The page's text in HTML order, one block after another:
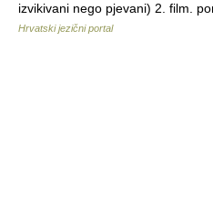
izvikivani nego pjevani) 2. film.
Hrvatski jezični portal